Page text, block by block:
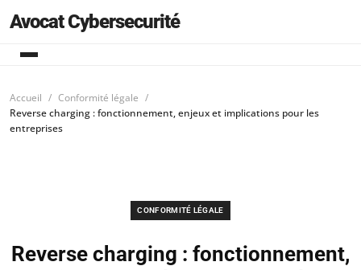
Avocat Cybersecurité
Accueil
Conformité légale
Reverse charging : fonctionnement, enjeux et implications pour les
entreprises
CONFORMITÉ LÉGALE
Reverse charging : fonctionnement,